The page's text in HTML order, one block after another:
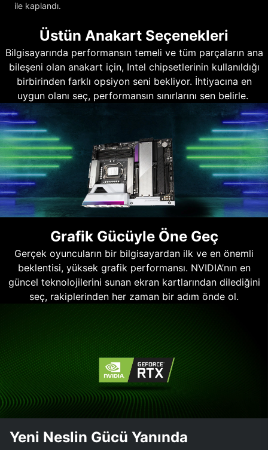
ile kaplandı.
Üstün Anakart Seçenekleri
Bilgisayarında performansın temeli ve tüm parçaların ana
bileşeni olan anakart için, Intel chipsetlerinin kullanıldığı
birbirinden farklı opsiyon seni bekliyor. İhtiyacına en
uygun olanı seç, performansın sınırlarını sen belirle.
Grafik Gücüyle Öne Geç
Gerçek oyuncuların bir bilgisayardan ilk ve en önemli
beklentisi, yüksek grafik performansı. NVIDIA’nın en
güncel teknolojilerini sunan ekran kartlarından dilediğini
seç, rakiplerinden her zaman bir adım önde ol.
Yeni Neslin Gücü Yanında